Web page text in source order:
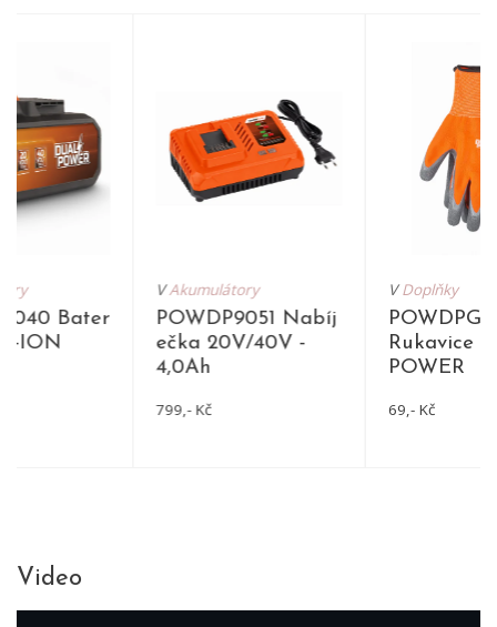
Bater
ION
VAkumulátory
POWDP9051 Nabíj
ečka 20V/40V -
4,0Ah
799,- Kč
VDoplňky
Rukavice
POWER
69,- Kč
Video